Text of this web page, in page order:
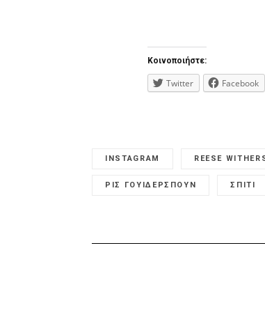
Κοινοποιήστε:
Twitter Facebook
INSTAGRAM REESE
ΡΙΣ ΓΟΥΙΔΕΡΣΠΟΥΝ ΣΠΙΤΙ